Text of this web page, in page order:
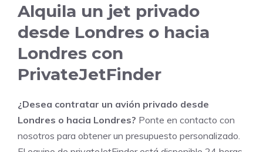
Alquila un jet privado
desde Londres o hacia
Londres con
PrivateJetFinder
¿Desea contratar un avión privado desde
Londres o hacia Londres? Ponte en contacto con
nosotros para obtener un presupuesto personalizado.